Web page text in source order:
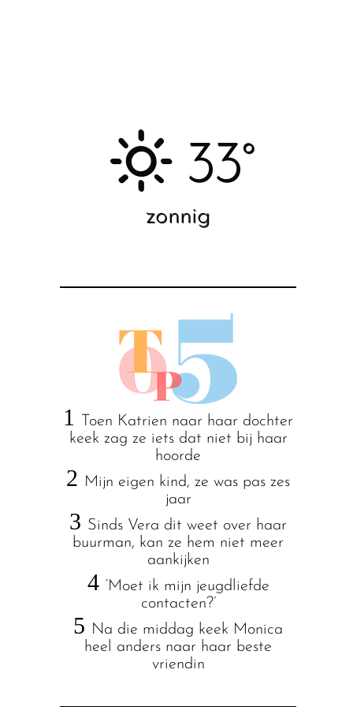
33°
zonnig
1
Toen Katrien naar haar dochter
keek zag ze iets dat niet bij haar
hoorde
2 Mijn eigen kind, ze was pas zes
jaar
3 Sinds Vera dit weet over haar
buurman, kan ze hem niet meer
aankijken
4 ‘Moet ik mijn jeugdliefde
contacten?’
5 Na die middag keek Monica
heel anders naar haar beste
vriendin